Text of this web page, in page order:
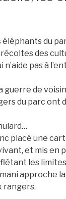
du
des
n’aide pas à
guerre de
du parc ont
placé une
et mis en
les
approche
rangers.